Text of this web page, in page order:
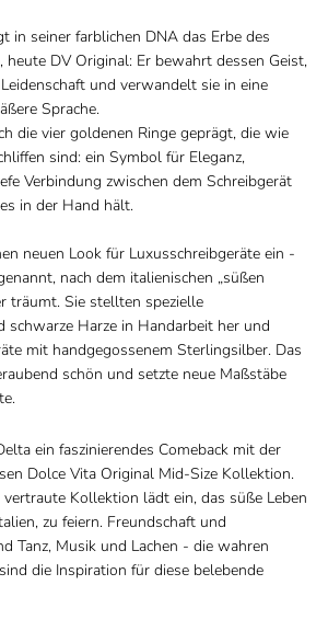
in seiner farblichen DNA das Erbe des
heute DV Original: Er bewahrt dessen Geist,
und verwandelt sie in eine
Sprache.
die vier goldenen Ringe geprägt, die wie
sind: ein Symbol für Eleganz,
Verbindung zwischen dem Schreibgerät
in der Hand hält.
neuen Look für Luxusschreibgeräte ein -
nach dem italienischen „süßen
träumt. Sie stellten spezielle
schwarze Harze in Handarbeit her und
mit handgegossenem Sterlingsilber. Das
schön und setzte neue Maßstäbe
ein faszinierendes Comeback mit der
Dolce Vita Original Mid-Size Kollektion.
Kollektion lädt ein, das süße Leben
zu feiern. Freundschaft und
Tanz, Musik und Lachen - die wahren
die Inspiration für diese belebende